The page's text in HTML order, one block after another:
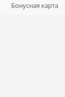
Бонусная карта